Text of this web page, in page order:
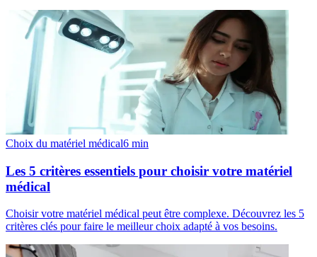
Choix du matériel médical6 min
Les 5 critères essentiels pour choisir votre matériel
médical
Choisir votre matériel médical peut être complexe. Découvrez les 5
critères clés pour faire le meilleur choix adapté à vos besoins.